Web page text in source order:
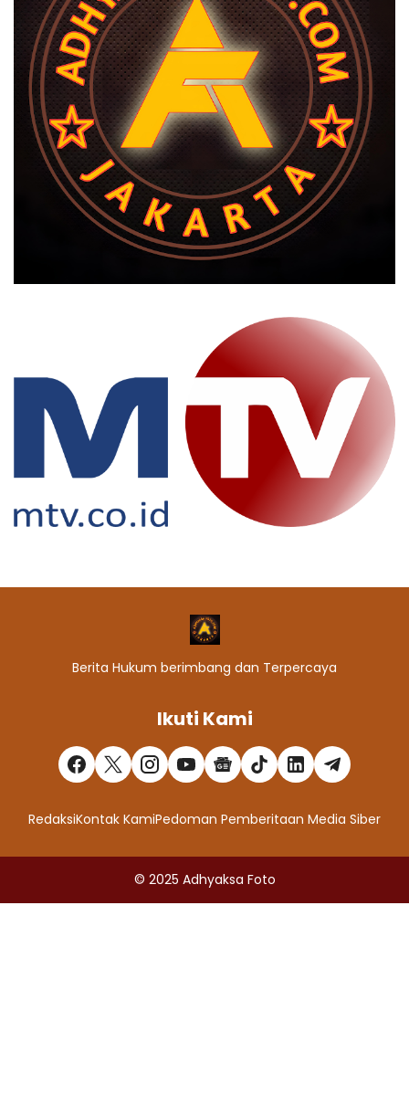
Berita Hukum berimbang dan Terpercaya
Ikuti Kami
RedaksiKontak KamiPedoman Pemberitaan Media Siber
© 2025 Adhyaksa Foto